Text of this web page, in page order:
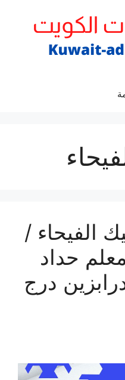
الفيحاء /
/ معلم حداد
درج